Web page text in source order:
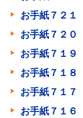
お手紙７２
お手紙７２
お手紙７１
お手紙７１
お手紙７１７
お手紙７１